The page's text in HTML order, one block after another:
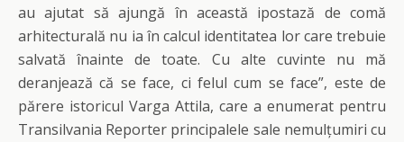
au ajutat să ajungă în această ipostază de comă
arhitecturală nu ia în calcul identitatea lor care trebuie
salvată înainte de toate. Cu alte cuvinte nu mă
deranjează că se face, ci felul cum se face”, este de
părere istoricul Varga Attila, care a enumerat pentru
Transilvania Reporter principalele sale nemulțumiri cu